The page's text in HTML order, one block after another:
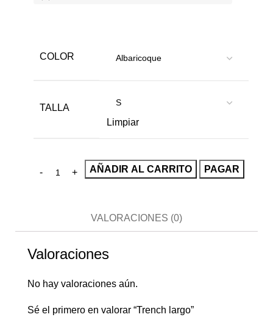
COLOR
TALLA
Limpiar
AÑADIR AL CARRITO PAGAR
VALORACIONES (0)
Valoraciones
No hay valoraciones aún.
Sé el primero en valorar “Trench largo”